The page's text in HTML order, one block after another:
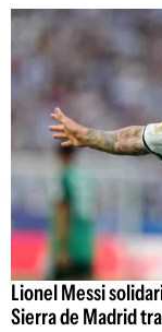
Lionel Messi
Sierra de Madrid